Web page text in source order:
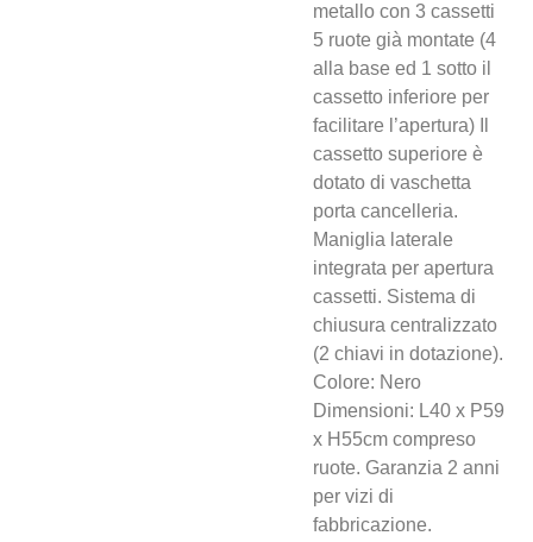
metallo con 3 cassetti
5 ruote già montate (4
alla base ed 1 sotto il
cassetto inferiore per
facilitare l’apertura) Il
cassetto superiore è
dotato di vaschetta
porta cancelleria.
Maniglia laterale
integrata per apertura
cassetti. Sistema di
chiusura centralizzato
(2 chiavi in dotazione).
Colore: Nero
Dimensioni: L40 x P59
x H55cm compreso
ruote. Garanzia 2 anni
per vizi di
fabbricazione.